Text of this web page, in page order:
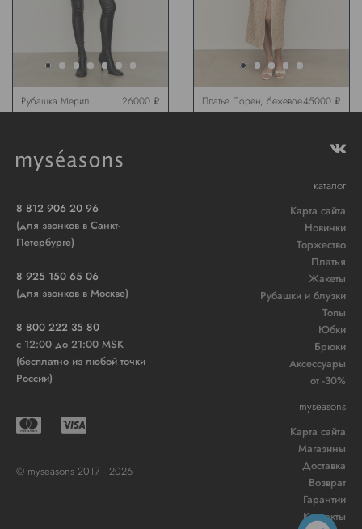
Рубашка Мерил
удлиненная, белая
26000 ₽ Платье Лорен, бежевое45000 ₽
8 812 906 20 96
(для звонков в Санкт-
Петербурге)
8 925 150 65 06
(для звонков в Москве)
8 800 222 35 80
c 12:00 до 21:00 MSK
(бесплатно из любой точки
России)
© myseasons 2017 - 2026
каталог
Карта сайта
Новинки
Торжество
Платья
Жакеты
Рубашки и блузки
Топы
Юбки
Брюки
Аксессуары
от -30%
myseasons
Карта сайта
Магазины
Доставка
Возврат
Гарантии
Контакты